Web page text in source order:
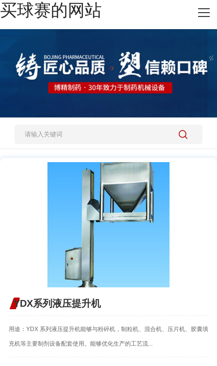
买球赛的网站
网站买球赛的网站
施工案例
人才招聘
买球赛的网站-中国买球指南
YDX系列液压提升机
用途：YDX 系列液压提升机能够与粉碎机，制粒机、混合机、压片机、胶囊填
充机等主要制剂设备配套使用。能够优化生产的工艺流...